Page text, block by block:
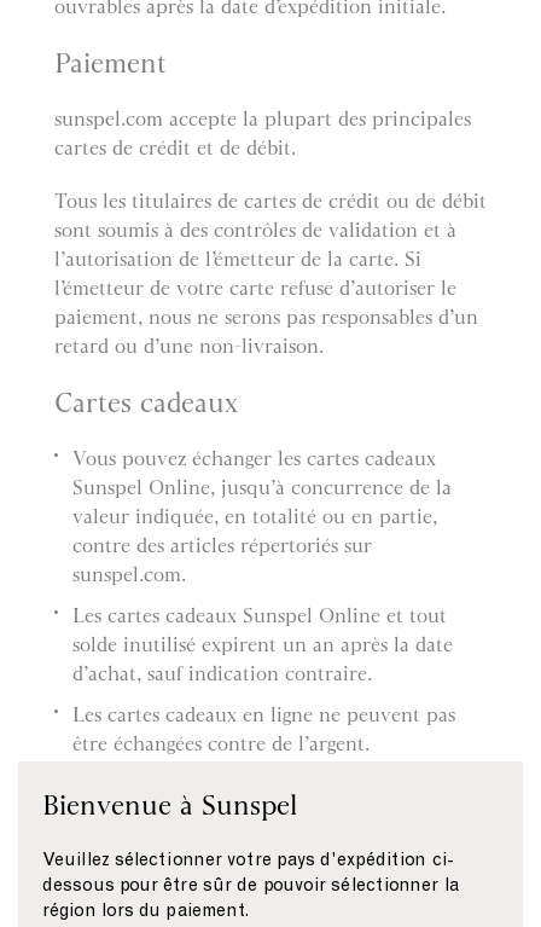
ouvrables après la date d’expédition initiale.
Paiement
sunspel.com accepte la plupart des principales
cartes de crédit et de débit.
Tous les titulaires de cartes de crédit ou de débit
sont soumis à des contrôles de validation et à
l’autorisation de l’émetteur de la carte. Si
l’émetteur de votre carte refuse d’autoriser le
paiement, nous ne serons pas responsables d’un
retard ou d’une non-livraison.
Cartes cadeaux
Vous pouvez échanger les cartes cadeaux
Sunspel Online, jusqu’à concurrence de la
valeur indiquée, en totalité ou en partie,
contre des articles répertoriés sur
sunspel.com.
Les cartes cadeaux Sunspel Online et tout
solde inutilisé expirent un an après la date
d’achat, sauf indication contraire.
Les cartes cadeaux en ligne ne peuvent pas
être échangées contre de l’argent.
des commandes futures.
Si le montant de votre commande dépasse la
valeur de la carte cadeau en ligne, la
différence doit être réglée par un autre moyen
Bienvenue à Sunspel
Veuillez sélectionner votre pays d'expédition ci-
dessous pour être sûr de pouvoir sélectionner la
région lors du paiement.